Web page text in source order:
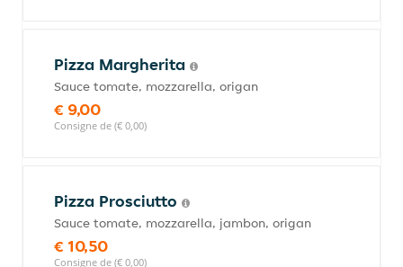
Pizza Margherita
Sauce tomate, mozzarella, origan
€ 9,00
Consigne de (€ 0,00)
Pizza Prosciutto
Sauce tomate, mozzarella, jambon, origan
€ 10,50
Consigne de (€ 0,00)